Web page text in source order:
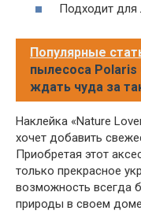
Подходит
Популярные
пылесоса Polaris
ждать чуда за
Наклейка «Nature
хочет добавить
Приобретая этот
только прекрасное
возможность всегда
природы в своем